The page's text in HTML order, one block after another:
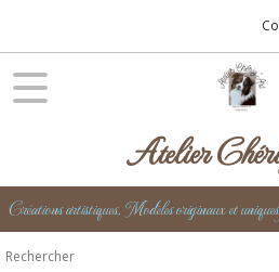
Atelier
Créations artistiques, Modèles originaux et